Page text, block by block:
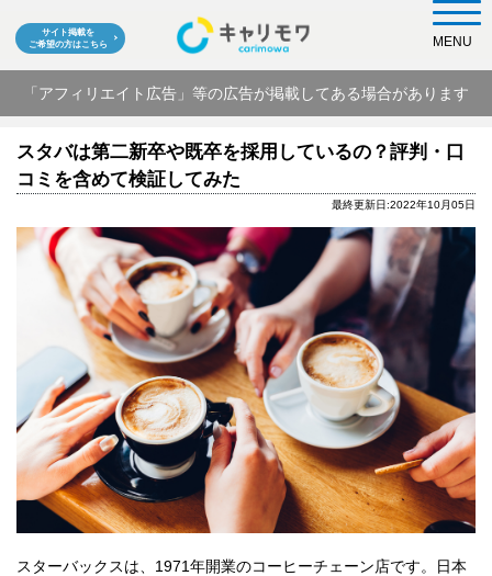
サイト掲載を
ご希望の方はこちら
「アフィリエイト広告」等の広告が掲載してある場合があります
MENU
スタバは第二新卒や既卒を採用しているの？評判・口
コミを含めて検証してみた
最終更新日:2022年10月05日
スターバックスは、1971年開業のコーヒーチェーン店です。日本